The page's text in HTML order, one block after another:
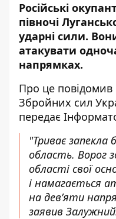
Російські
півночі
ударні сили.
атакувати
напрямках.
Про це повідомив
Збройних сил
передає
"Триває запекла
область. Ворог
області свої
і намагається
на девʼяти
заявив